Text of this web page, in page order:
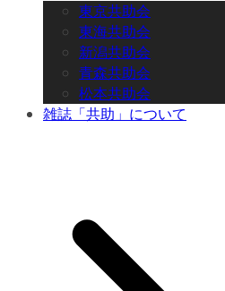
東京共助会
東海共助会
新潟共助会
青森共助会
松本共助会
雑誌「共助」について